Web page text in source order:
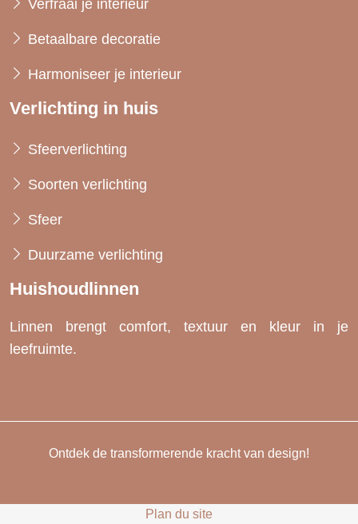
Verfraai je interieur
Betaalbare decoratie
Harmoniseer je interieur
Verlichting in huis
Sfeerverlichting
Soorten verlichting
Sfeer
Duurzame verlichting
Huishoudlinnen
Linnen brengt comfort, textuur en kleur in je
leefruimte.
Ontdek de transformerende kracht van design!
Plan du site